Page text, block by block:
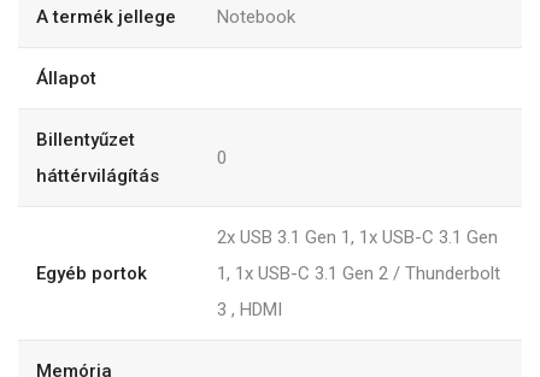
A termék jellege Notebook
Állapot
Billentyűzet
háttérvilágítás
0
Egyéb portok
2x USB 3.1 Gen 1, 1x USB-C 3.1 Gen
1, 1x USB-C 3.1 Gen 2 / Thunderbolt
3 , HDMI
Memória